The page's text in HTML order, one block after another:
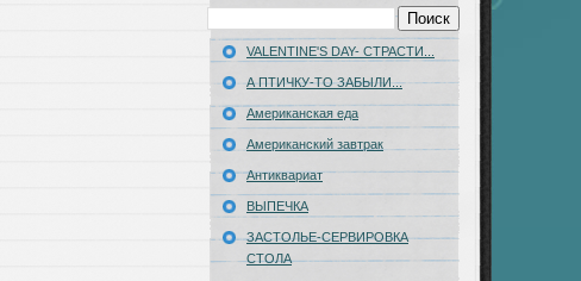
VALENTINE'S DAY- СТРАСТИ...
А ПТИЧКУ-ТО ЗАБЫЛИ...
Американская еда
Американский завтрак
Антиквариат
ВЫПЕЧКА
ЗАСТОЛЬЕ-CЕРВИРОВКА
СТОЛА